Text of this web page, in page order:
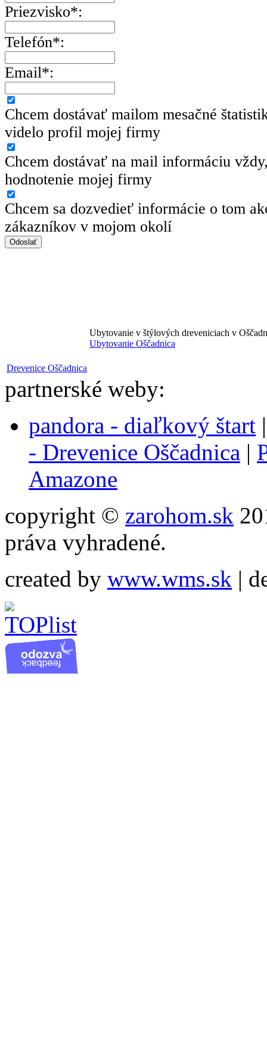
Priezvisko*:
Telefón*:
Email*:
Chcem dostávať mailom mesačné
videlo profil mojej firmy
Chcem dostávať na mail informáciu
hodnotenie mojej firmy
Chcem sa dozvedieť informácie o tom
zákazníkov v mojom okolí
Drevenice Oščadnica
Ubytovanie v štýlových dreveniciach v
Ubytovanie Oščadnica
partnerské weby:
pandora - diaľkový štart
- Drevenice Oščadnica |
Amazone
copyright © zarohom.sk
práva vyhradené.
created by www.wms.sk |